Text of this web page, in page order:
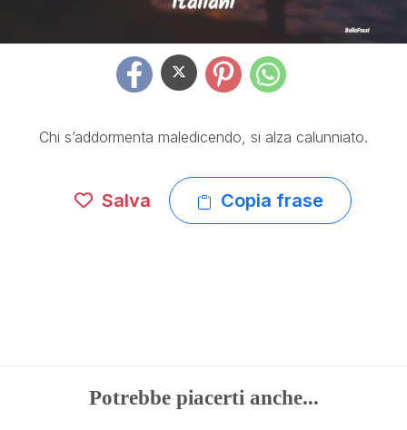
Chi s’addormenta maledicendo, si alza calunniato.
Salva Copia frase
Potrebbe piacerti anche...